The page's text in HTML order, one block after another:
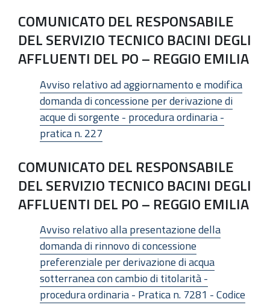
COMUNICATO DEL RESPONSABILE
DEL SERVIZIO TECNICO BACINI DEGLI
AFFLUENTI DEL PO – REGGIO EMILIA
Avviso relativo ad aggiornamento e modifica
domanda di concessione per derivazione di
acque di sorgente - procedura ordinaria -
pratica n. 227
COMUNICATO DEL RESPONSABILE
DEL SERVIZIO TECNICO BACINI DEGLI
AFFLUENTI DEL PO – REGGIO EMILIA
Avviso relativo alla presentazione della
domanda di rinnovo di concessione
preferenziale per derivazione di acqua
sotterranea con cambio di titolarità -
procedura ordinaria - Pratica n. 7281 - Codice